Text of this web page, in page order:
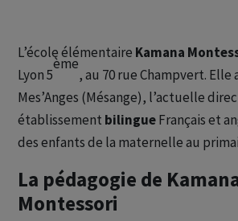
L’école élémentaire Kamana
Lyon 5
ème
, au 70 rue Champvert.
Mes’Anges (Mésange), l’actuelle
établissement bilingueFrançais et
des enfants de la maternelle au
La pédagogie de
Montessori